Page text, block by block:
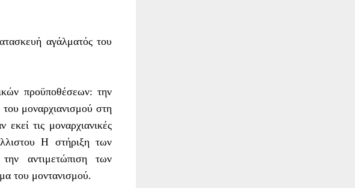
αγάλματός του
προϋποθέσεων: την
μοναρχιανισμού στη
τις μοναρχιανικές
Η στήριξη των
αντιμετώπιση των
του μοντανισμού.